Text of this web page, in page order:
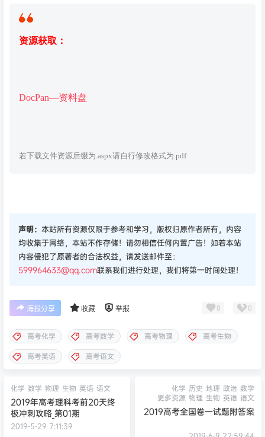
资源获取：
DocPan—资料盘
若下载文件资源后缀为.aspx请自行修改格式为.pdf
声明： 本站所有资源仅限于参考和学习，版权归原作者所有，内容
均收集于网络，本站不作存储！请勿相信任何内置广告！如若本站
内容侵犯了原著者的合法权益，请发送邮件至：
599964633@qq.com联系我们进行处理，我们将第一时间处理！
海报分享 收藏 举报 0 0
高考化学 高考数学 高考物理
高考生物
高考英语
高考语文
化学 数学 物理 生物 英语 语文
2019年高考理科考前20天终
极冲刺攻略_第01期
2019-5-29 7:11:39
化学 历史 地理 政治 数学
更多资源 物理 生物 英语 语文
2019高考全国卷一试题附答案